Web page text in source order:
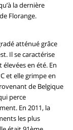
la dernière
Florange.
atténué grâce
Il se caractérise
en été. En
et elle grimpe en
de Belgique
perce
En 2011, la
les plus